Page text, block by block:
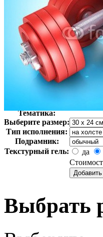
Тематика:
Выберите размер:
Тип исполнения:
Подрамник:
Текстурный гель:
да
Выбрать